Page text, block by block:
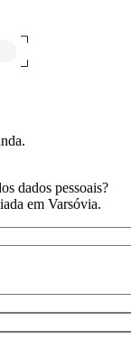
dados pessoais?
em Varsóvia.